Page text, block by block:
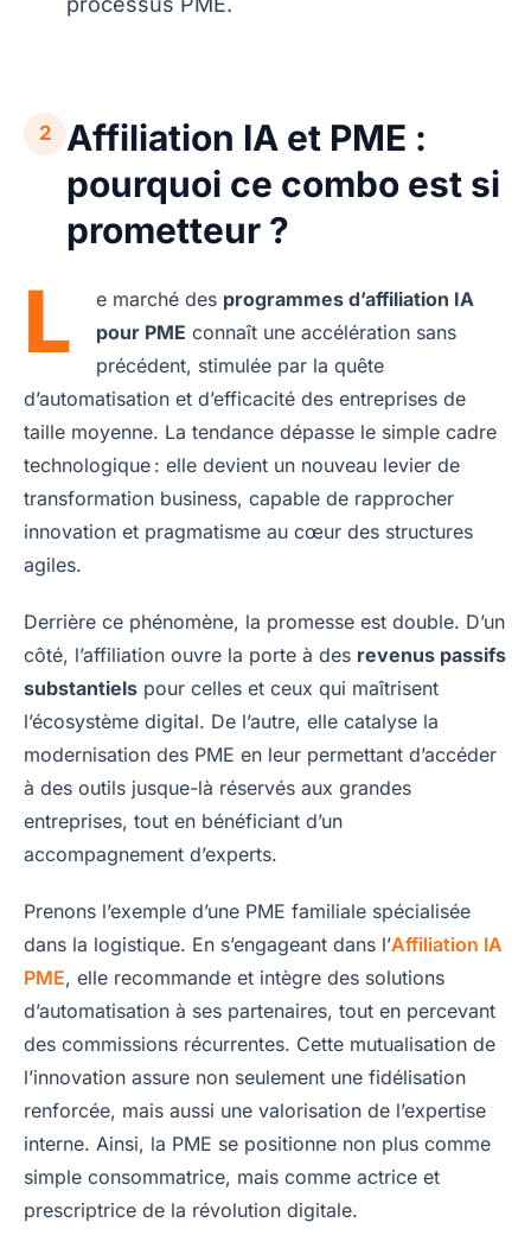
2
Affiliation IA et PME :
pourquoi ce combo est si
prometteur ?
L e marché des programmes d’affiliation IA
pour PME connaît une accélération sans
précédent, stimulée par la quête
d’automatisation et d’efficacité des entreprises de
taille moyenne. La tendance dépasse le simple cadre
technologique : elle devient un nouveau levier de
transformation business, capable de rapprocher
innovation et pragmatisme au cœur des structures
agiles.
Derrière ce phénomène, la promesse est double. D’un
côté, l’affiliation ouvre la porte à des revenus passifs
substantiels pour celles et ceux qui maîtrisent
l’écosystème digital. De l’autre, elle catalyse la
modernisation des PME en leur permettant d’accéder
à des outils jusque-là réservés aux grandes
entreprises, tout en bénéficiant d’un
accompagnement d’experts.
Prenons l’exemple d’une PME familiale spécialisée
dans la logistique. En s’engageant dans l’Affiliation IA
PME, elle recommande et intègre des solutions
d’automatisation à ses partenaires, tout en percevant
des commissions récurrentes. Cette mutualisation de
l’innovation assure non seulement une fidélisation
renforcée, mais aussi une valorisation de l’expertise
interne. Ainsi, la PME se positionne non plus comme
simple consommatrice, mais comme actrice et
prescriptrice de la révolution digitale.